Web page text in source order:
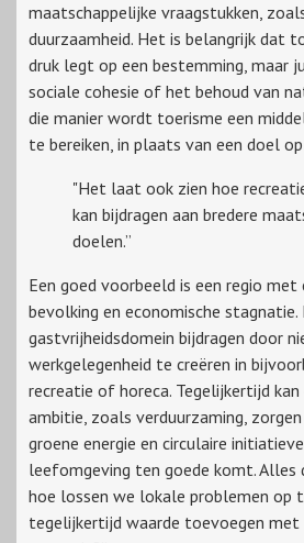
maatschappelijke vraagstukken,
duurzaamheid. Het is belangrijk dat
druk legt op een bestemming, maar
sociale cohesie of het behoud van
die manier wordt toerisme een
te bereiken, in plaats van een doel
"Het laat ook zien hoe
kan bijdragen aan bredere
doelen.”
Een goed voorbeeld is een regio met
bevolking en economische stagnatie.
gastvrijheidsdomein bijdragen door
werkgelegenheid te creëren in
recreatie of horeca. Tegelijkertijd
ambitie, zoals verduurzaming,
groene energie en circulaire
leefomgeving ten goede komt. Alles
hoe lossen we lokale problemen op
tegelijkertijd waarde toevoegen met